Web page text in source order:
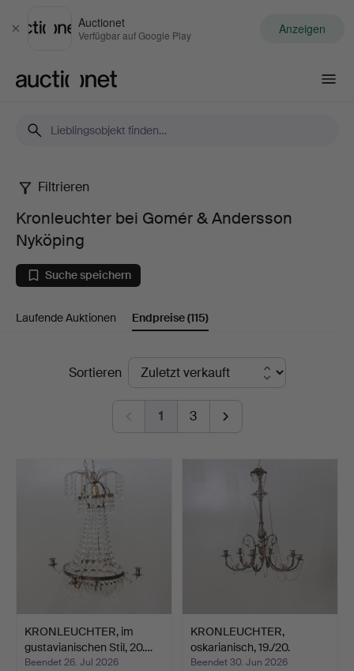
Schließen
Auctionet
Verfügbar auf Google Play Anzeigen
Kronleuchter
bei
Gomér
Nyköping
Filtrieren
Kronleuchter bei Gomér & Andersson
Nyköping
Suche speichern
Laufende Auktionen Endpreise(115)
EndpreiseSortieren
1 3
KRONLEUCHTER, im
gustavianischen Stil, 20.…
Beendet 26. Jul 2026
KRONLEUCHTER,
oskarianisch, 19./20.
Jahrhu…
Beendet 30. Jun 2026